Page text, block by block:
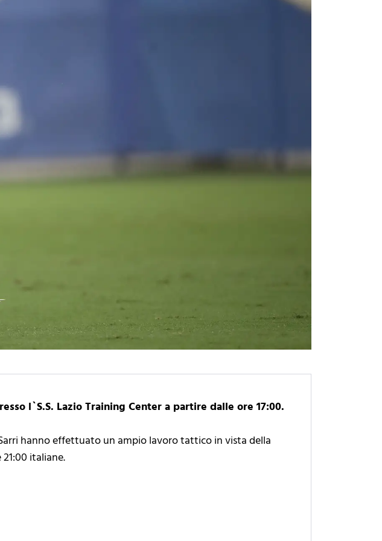
l`S.S. Lazio Training Center a partire dalle ore 17:00.
hanno effettuato un ampio lavoro tattico in vista della
italiane.